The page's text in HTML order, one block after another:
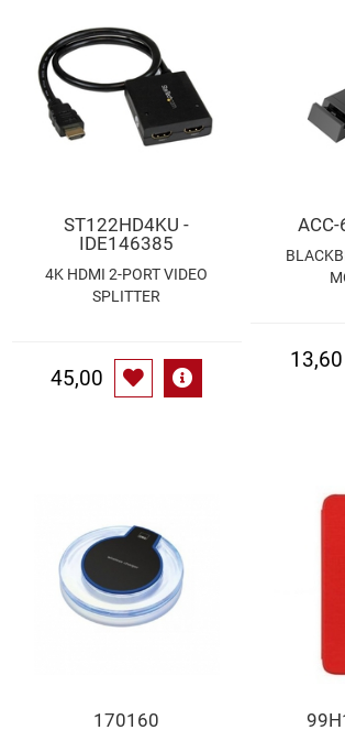
Speichermedien und Rohlinge
Spielzeug & Baby
Bunte Palette
Butter
Cateringzubehör
Dekoration
Einwegartikel / Trinkhalme
Feinkost-/Fischkonserve
Fruchtsaft
ST122HD4KU -
IDE146385
4K HDMI 2-PORT VIDEO
SPLITTER
45,00
13,60
170160